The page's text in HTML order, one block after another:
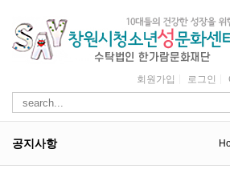
회원가입 로그인
공지사항